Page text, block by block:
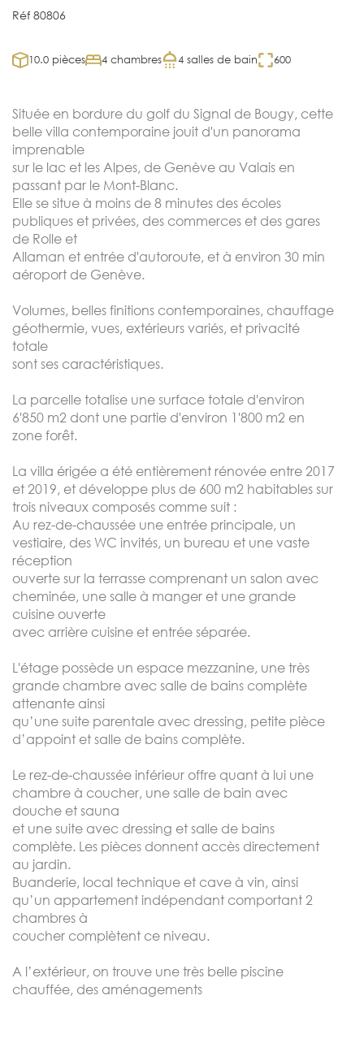
Réf 80806
10.0 pièces 4 chambres 4 salles de bain 600
Située en bordure du golf du Signal de Bougy, cette
belle villa contemporaine jouit d'un panorama
imprenable
sur le lac et les Alpes, de Genève au Valais en
passant par le Mont-Blanc.
Elle se situe à moins de 8 minutes des écoles
publiques et privées, des commerces et des gares
de Rolle et
Allaman et entrée d'autoroute, et à environ 30 min
aéroport de Genève.
Volumes, belles finitions contemporaines, chauffage
géothermie, vues, extérieurs variés, et privacité
totale
sont ses caractéristiques.
La parcelle totalise une surface totale d'environ
6'850 m2 dont une partie d'environ 1'800 m2 en
zone forêt.
La villa érigée a été entièrement rénovée entre 2017
et 2019, et développe plus de 600 m2 habitables sur
trois niveaux composés comme suit :
Au rez-de-chaussée une entrée principale, un
vestiaire, des WC invités, un bureau et une vaste
réception
ouverte sur la terrasse comprenant un salon avec
cheminée, une salle à manger et une grande
cuisine ouverte
avec arrière cuisine et entrée séparée.
L'étage possède un espace mezzanine, une très
grande chambre avec salle de bains complète
attenante ainsi
qu’une suite parentale avec dressing, petite pièce
d’appoint et salle de bains complète.
Le rez-de-chaussée inférieur offre quant à lui une
chambre à coucher, une salle de bain avec
douche et sauna
et une suite avec dressing et salle de bains
complète. Les pièces donnent accès directement
au jardin.
Buanderie, local technique et cave à vin, ainsi
qu’un appartement indépendant comportant 2
chambres à
coucher complètent ce niveau.
A l’extérieur, on trouve une très belle piscine
chauffée, des aménagements